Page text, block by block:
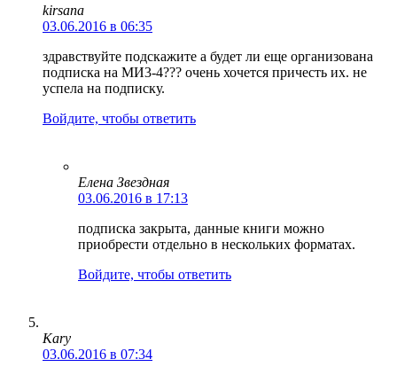
kirsana
03.06.2016 в 06:35
здравствуйте подскажите а будет ли еще организована
подписка на МИ3-4??? очень хочется причесть их. не
успела на подписку.
Войдите, чтобы ответить
Елена Звездная
03.06.2016 в 17:13
подписка закрыта, данные книги можно
приобрести отдельно в нескольких форматах.
Войдите, чтобы ответить
Kary
03.06.2016 в 07:34